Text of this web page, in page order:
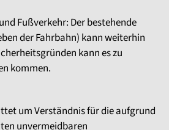
Fußverkehr: Der bestehende
der Fahrbahn) kann weiterhin
kann es zu
kommen.
um Verständnis für die aufgrund
unvermeidbaren